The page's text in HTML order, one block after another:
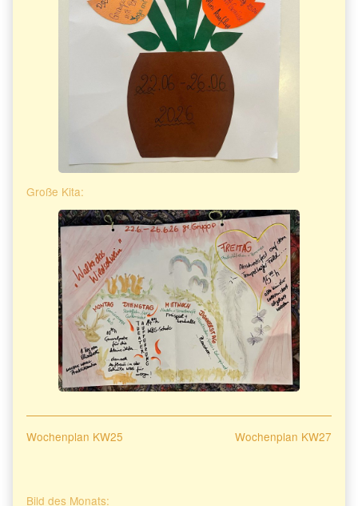
Große Kita:
Beitragsnavigation
Previous
Wochenplan KW25
Next
Wochenplan KW27
Primary
Bild des Monats: